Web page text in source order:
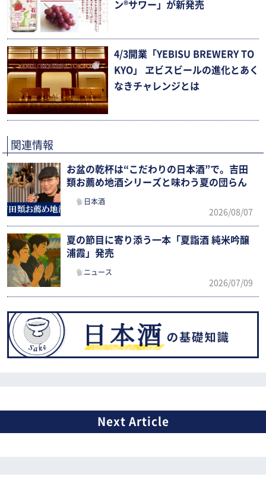
ン®サワー」が新発売
4/3開業「YEBISU BREWERY TO
KYO」 ヱビスビールの進化とあく
なきチャレンジとは
関連情報
お盆の乾杯は“こだわりの日本酒”で。吉田
類お薦め地酒シリーズと味わう夏の団らん
日本酒
2026/08/07
夏の節目に寄り添う一本「夏詣酒 純米吟醸
浦霞」発売
ニュース
2026/07/09